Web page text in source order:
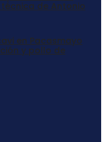
de Antonio
en Pacasmayo
y pollo de